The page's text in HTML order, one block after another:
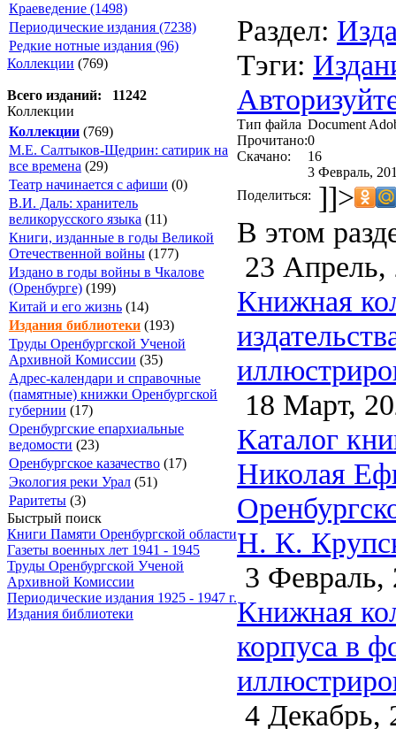
Краеведение (1498)
Периодические издания (7238)
Редкие нотные издания (96)
Коллекции (769)
Всего изданий: 11242
Коллекции
Коллекции (769)
М.Е. Салтыков-Щедрин: сатирик на
все времена (29)
Театр начинается с афиши (0)
В.И. Даль: хранитель
великорусского языка (11)
Книги, изданные в годы Великой
Отечественной войны (177)
Издано в годы войны в Чкалове
(Оренбурге) (199)
Китай и его жизнь (14)
Издания библиотеки (193)
Труды Оренбургской Ученой
Архивной Комиссии (35)
Адрес-календари и справочные
(памятные) книжки Оренбургской
губернии (17)
Оренбургские епархиальные
ведомости (23)
Оренбургское казачество (17)
Экология реки Урал (51)
Раритеты (3)
Быстрый поиск
Книги Памяти Оренбургской области
Газеты военных лет 1941 - 1945
Труды Оренбургской Ученой
Архивной Комиссии
Периодические издания 1925 - 1947 г.
Издания библиотеки
Раздел:
Тэги:
Тип файла Document
Прочитано:0
Скачано:
16
3 Февраль,
Поделиться: ]]>
В этом
23 Апрель,
Книжная
18 Март,
Каталог
Николая
Н. К.
3 Февраль,
Книжная
корпуса в
4 Декабрь,